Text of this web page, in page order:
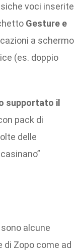
voci inserite
Gesture e
a schermo
(es. doppio
supportato il
pack di
delle
alcune
Zopo come ad